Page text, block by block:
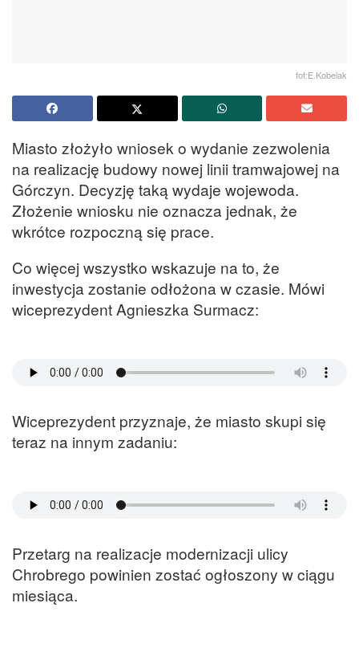
fot:E.Kobelak
Miasto złożyło wniosek o wydanie zezwolenia
na realizację budowy nowej linii tramwajowej na
Górczyn. Decyzję taką wydaje wojewoda.
Złożenie wniosku nie oznacza jednak, że
wkrótce rozpoczną się prace.
Co więcej wszystko wskazuje na to, że
inwestycja zostanie odłożona w czasie. Mówi
wiceprezydent Agnieszka Surmacz:
Wiceprezydent przyznaje, że miasto skupi się
teraz na innym zadaniu:
Przetarg na realizacje modernizacji ulicy
Chrobrego powinien zostać ogłoszony w ciągu
miesiąca.